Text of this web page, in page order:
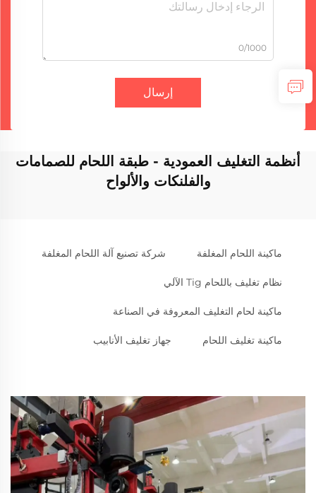
0/1000
إرسال
أنظمة التغليف العمودية - طبقة اللحام للصمامات
والفلنكات والألواح
ماكينة اللحام المغلفة شركة تصنيع آلة اللحام المغلفة
نظام تغليف باللحام Tig الآلي
ماكينة لحام التغليف المعروفة في الصناعة
ماكينة تغليف اللحام جهاز تغليف الأنابيب